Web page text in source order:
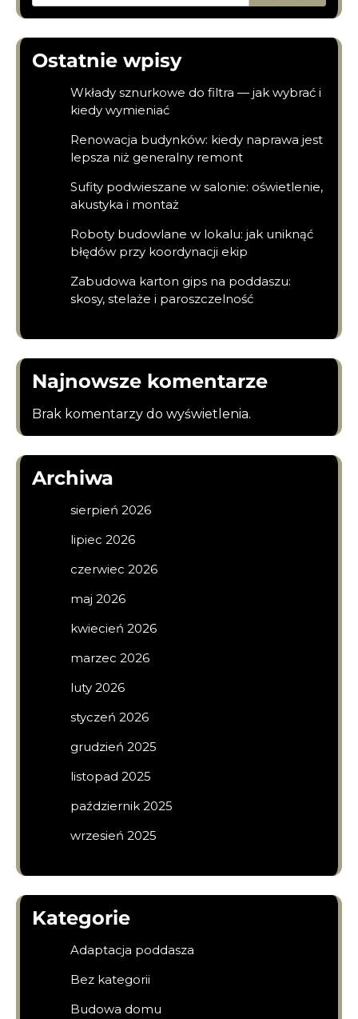
Ostatnie wpisy
Wkłady sznurkowe do filtra — jak wybrać i
kiedy wymieniać
Renowacja budynków: kiedy naprawa jest
lepsza niż generalny remont
Sufity podwieszane w salonie: oświetlenie,
akustyka i montaż
Roboty budowlane w lokalu: jak uniknąć
błędów przy koordynacji ekip
Zabudowa karton gips na poddaszu:
skosy, stelaże i paroszczelność
Najnowsze komentarze
Brak komentarzy do wyświetlenia.
Archiwa
sierpień 2026
lipiec 2026
czerwiec 2026
maj 2026
kwiecień 2026
marzec 2026
luty 2026
styczeń 2026
grudzień 2025
listopad 2025
październik 2025
wrzesień 2025
Kategorie
Adaptacja poddasza
Bez kategorii
Budowa domu